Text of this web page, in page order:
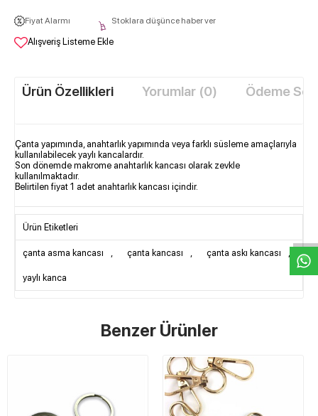
W
h
t
s
a
p
p
D
e
s
e
H
a
t
t
Fiyat Alarmı Stoklara düşünce haber ver
Alışveriş Listeme Ekle
Ürün Özellikleri Yorumlar (0) Ödeme
Çanta yapımında, anahtarlık yapımında veya farklı süsleme amaçlarıyla
kullanılabilecek yaylı kancalardır.
Son dönemde makrome anahtarlık kancası olarak zevkle
kullanılmaktadır.
Belirtilen fiyat 1 adet anahtarlık kancası içindir.
Ürün Etiketleri
çanta asma kancası , çanta kancası , çanta askı kancası ,
yaylı kanca
Benzer Ürünler